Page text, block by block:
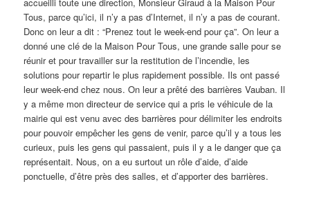
Tous, parce qu’ici, il n’y a pas d’Internet, il n’y a pas de courant.
Donc on leur a dit : “Prenez tout le week-end pour ça”. On leur a
donné une clé de la Maison Pour Tous, une grande salle pour se
réunir et pour travailler sur la restitution de l’incendie, les
solutions pour repartir le plus rapidement possible. Ils ont passé
leur week-end chez nous. On leur a prêté des barrières Vauban. Il
y a même mon directeur de service qui a pris le véhicule de la
mairie qui est venu avec des barrières pour délimiter les endroits
pour pouvoir empêcher les gens de venir, parce qu’il y a tous les
curieux, puis les gens qui passaient, puis il y a le danger que ça
représentait. Nous, on a eu surtout un rôle d’aide, d’aide
ponctuelle, d’être près des salles, et d’apporter des barrières.